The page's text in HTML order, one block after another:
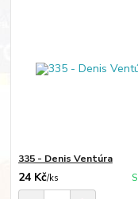
335 - Denis Ventúra
24 Kč/ks